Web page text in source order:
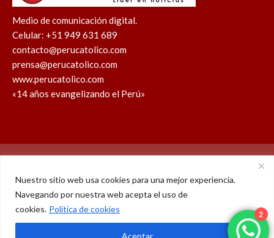
Nuestro sitio web usa cookies para una mejor experiencia.
Navegando por nuestra web acepta el uso de
cookies. Política de cookies
Aceptar
Medio de comunicación digital.
Celular: +51 949 631 689
contacto@perucatolico.com
prensa@perucatolico.com
www.perucatolico.com
«14 años evangelizando el Perú»
Política de cookies Política de privacidad
WhatsAppFacebookYoutubeInstagram
X
© Derechos reservados 2026 – Perú Católico | 14 años
2